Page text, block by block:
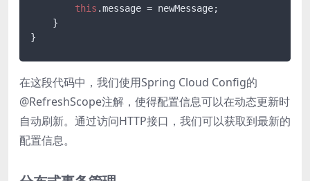
this .message = newMessage;
    }
在这段代码中，我们使用Spring Cloud Config的
@RefreshScope注解，使得配置信息可以在动态更新时
自动刷新。通过访问HTTP接口，我们可以获取到最新的
配置信息。